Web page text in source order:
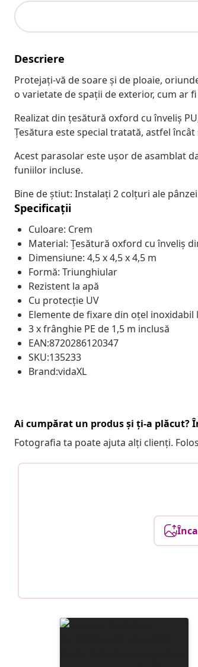
Descriere
Protejați-vă de soare și de ploaie,
o varietate de spații de exterior, cum ar
Realizat din țesătură oxford cu înveliș
Țesătura este special tratată, astfel
Acest parasolar este ușor de asamblat
funiilor incluse.
Bine de știut: Instalați 2 colțuri ale
Specificații
Culoare: Crem
Material: Țesătură oxford cu înveliș
Dimensiune: 4,5 x 4,5 x 4,5 m
Formă: Triunghiular
Rezistent la apă
Cu protecție UV
Elemente de fixare din oțel inoxidabil
3 x frânghie PE de 1,5 m inclusă
EAN:8720286120347
SKU:135233
Brand:vidaXL
Ai cumpărat un produs și ți-a plăcut?
Fotografia ta poate ajuta alți clienți.